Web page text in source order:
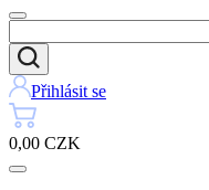
Přihlásit se
0,00 CZK